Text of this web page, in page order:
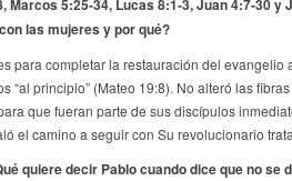
Marcos 5:25-34, Lucas 8:1-3, Juan 4:7-30 y
las mujeres y por qué?
para completar la restauración del evangelio
“al principio” (Mateo 19:8). No alteró las
que fueran parte de sus discípulos
el camino a seguir con Su revolucionario
quiere decir Pablo cuando dice que no se